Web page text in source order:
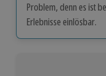
Problem, denn es ist
Erlebnisse einlösbar.